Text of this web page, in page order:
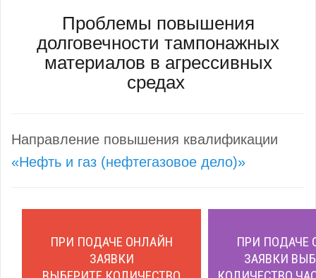
Проблемы повышения
долговечности тампонажных
материалов в агрессивных
средах
Направление повышения квалификации
«Нефть и газ (нефтегазовое дело)»
ПРИ ПОДАЧЕ ОНЛАЙН
ЗАЯВКИ
ПРИ ПОДАЧЕ
ЗАЯВКИ